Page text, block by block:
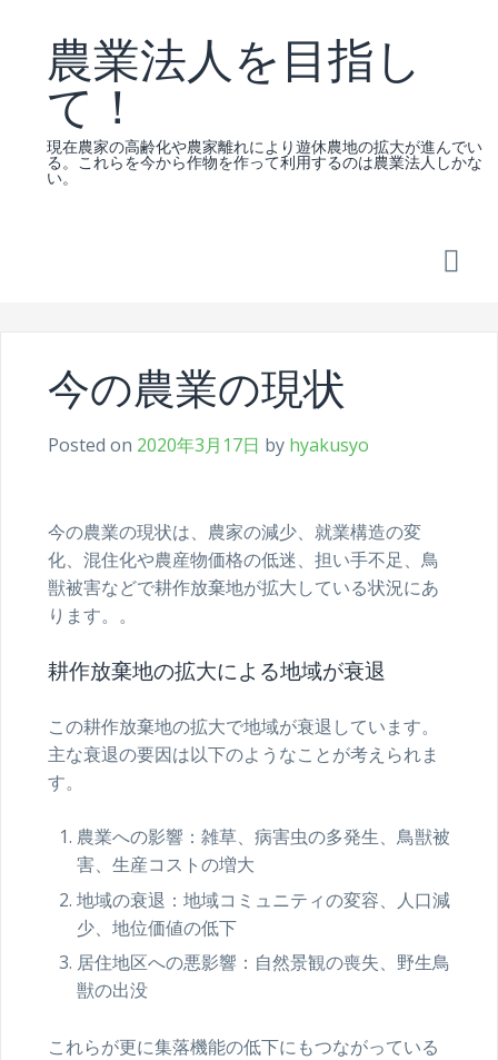
content農業法人を目指し
て！
現在農家の高齢化や農家離れにより遊休農地の拡大が進んでい
る。これらを今から作物を作って利用するのは農業法人しかな
い。
今の農業の現状
Posted on 2020年3月17日 by hyakusyo
今の農業の現状は、農家の減少、就業構造の変
化、混住化や農産物価格の低迷、担い手不足、鳥
獣被害などで耕作放棄地が拡大している状況にあ
ります。。
耕作放棄地の拡大による地域が衰退
この耕作放棄地の拡大で地域が衰退しています。
主な衰退の要因は以下のようなことが考えられま
す。
農業への影響：雑草、病害虫の多発生、鳥獣被
害、生産コストの増大
地域の衰退：地域コミュニティの変容、人口減
少、地位価値の低下
居住地区への悪影響：自然景観の喪失、野生鳥
獣の出没
これらが更に集落機能の低下にもつながっている